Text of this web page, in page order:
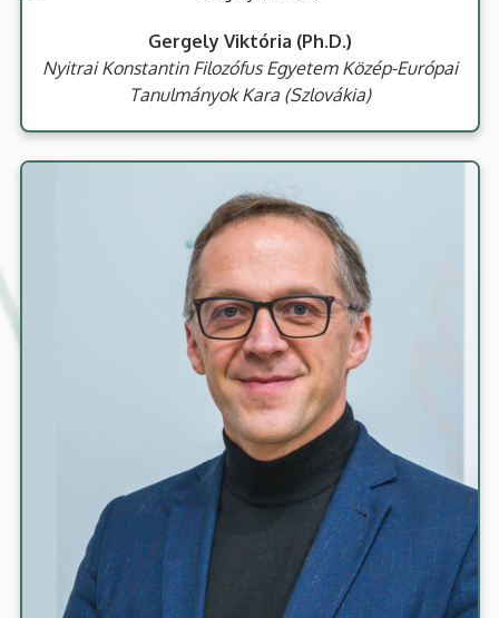
Gergely Viktória (Ph.D.)
Nyitrai Konstantin Filozófus Egyetem Közép-Európai
Tanulmányok Kara (Szlovákia)